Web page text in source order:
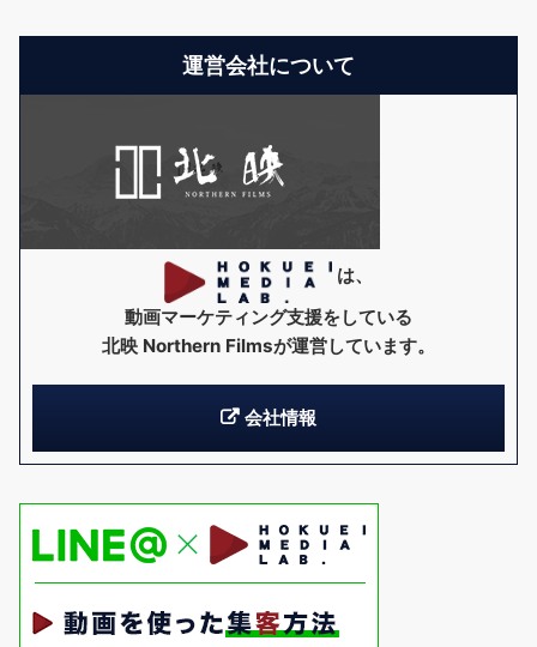
運営会社について
は、
動画マーケティング支援をしている
北映 Northern Filmsが運営しています。
会社情報